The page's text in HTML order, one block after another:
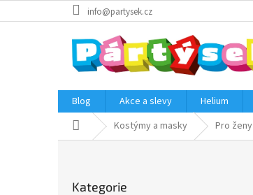
na
info@partysek.cz
Blog Akce a slevy Helium
Domů Kostýmy a masky Pro ženy
kategorie
Kategorie